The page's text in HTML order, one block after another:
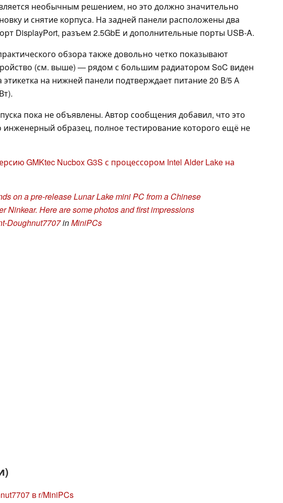
необычным решением, но это должно значительно
и снятие корпуса. На задней панели расположены два
DisplayPort, разъем 2.5GbE и дополнительные порты USB-A.
обзора также довольно четко показывают
(см. выше) — рядом с большим радиатором SoC виден
этикетка на нижней панели подтверждает питание 20 В/5 А
пока не объявлены. Автор сообщения добавил, что это
инженерный образец, полное тестирование которого ещё не
GMKtec Nucbox G3S с процессором Intel Alder Lake на
on a pre-release Lunar Lake mini PC from a Chinese
Ninkear. Here are some photos and first impressions
Doughnut7707inMiniPCs
в r/MiniPCs